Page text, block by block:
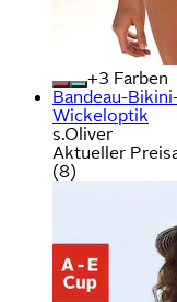
+
Farben
Bandeau-
Wickeloptik
s.Oliver
Aktueller Preis
(8)